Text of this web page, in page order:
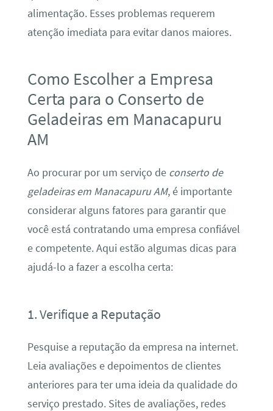
alimentação. Esses problemas requerem
atenção imediata para evitar danos maiores.
Como Escolher a Empresa
Certa para o Conserto de
Geladeiras em Manacapuru
AM
Ao procurar por um serviço de conserto de
geladeiras em Manacapuru AM, é importante
considerar alguns fatores para garantir que
você está contratando uma empresa confiável
e competente. Aqui estão algumas dicas para
ajudá-lo a fazer a escolha certa:
1. Verifique a Reputação
Pesquise a reputação da empresa na internet.
Leia avaliações e depoimentos de clientes
anteriores para ter uma ideia da qualidade do
serviço prestado. Sites de avaliações, redes